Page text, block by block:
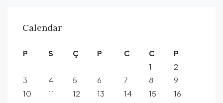
Calendar
P S Ç P C C
P
1
2
3
4 5 6 7 8
9
10
11 12 13 14 15
16